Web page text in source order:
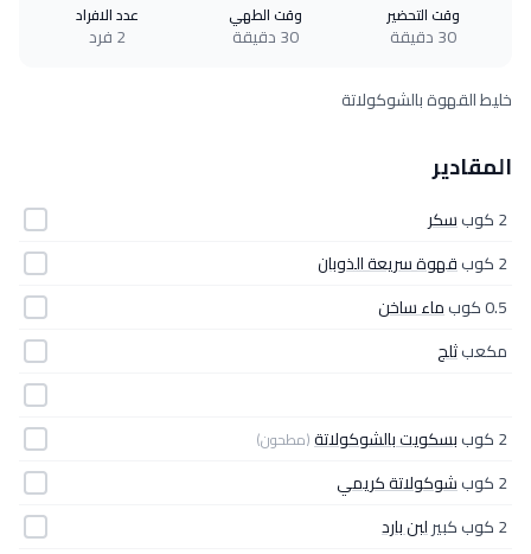
وقت التحضير
30 دقيقة
وقت الطهي
30 دقيقة
عدد الافراد
2 فرد
خليط القهوة بالشوكولاتة
المقادير
2 كوب
سكر
2 كوب
قهوة سريعة الذوبان
0.5 كوب
ماء ساخن
مكعبثلج
2 كوب بسكويت بالشوكولاتة(مطحون)
2 كوب
شوكولاتة كريمي
2 كوب كبير
لبن بارد